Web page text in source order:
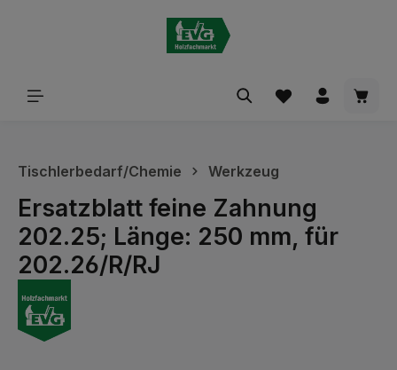
Tischlerbedarf/Chemie Werkzeug
Ersatzblatt feine Zahnung
202.25; Länge: 250 mm, für
202.26/R/RJ